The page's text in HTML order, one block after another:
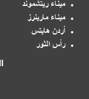
ميناء ريتشموند
ميناء مارينرز
أردن هايتس
رأس الثور